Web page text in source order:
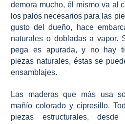
demora mucho, él mismo va al
los palos necesarios para las
gusto del dueño, hace
naturales o dobladas a vapor.
pega es apurada, y no hay
piezas naturales, éstas se
ensamblajes.
Las maderas que más usa
mañío colorado y cipresillo.
piezas estructurales,